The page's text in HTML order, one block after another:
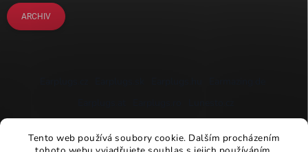
Tento web používá soubory cookie. Dalším procházením
ARCHIV